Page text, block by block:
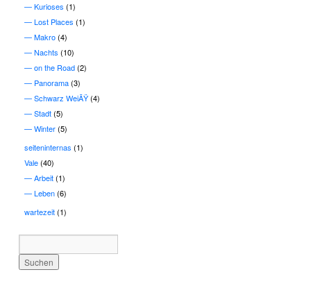
Kurioses (1)
Lost Places (1)
Makro(4)
Nachts (10)
on the Road(2)
Panorama(3)
Schwarz WeiÃŸ(4)
Stadt(5)
Winter(5)
seiteninternas (1)
Vale(40)
Arbeit(1)
Leben(6)
wartezeit(1)